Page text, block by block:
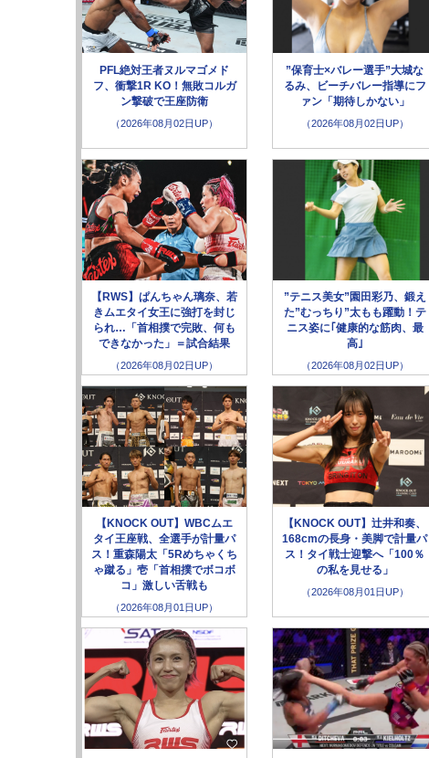
PFL絶対王者ヌルマゴメド
フ、衝撃1R KO！無敗コルガ
ン撃破で王座防衛
（2026年08月02日UP）
”保育士×バレー選手”大城な
るみ、ビーチバレー指導にフ
ァン「期待しかない」
（2026年08月02日UP）
【RWS】ぱんちゃん璃奈、若
きムエタイ女王に強打を封じ
られ…「首相撲で完敗、何も
できなかった」＝試合結果
（2026年08月02日UP）
”テニス美女”園田彩乃、鍛え
た”むっちり”太もも躍動！テ
ニス姿に｢健康的な筋肉、最
高｣
（2026年08月02日UP）
【KNOCK OUT】WBCムエ
タイ王座戦、全選手が計量パ
ス！重森陽太「5Rめちゃくち
ゃ蹴る」壱「首相撲でボコボ
コ」激しい舌戦も
（2026年08月01日UP）
【KNOCK OUT】辻井和奏、
168cmの長身・美脚で計量パ
ス！タイ戦士迎撃へ「100％
の私を見せる」
（2026年08月01日UP）